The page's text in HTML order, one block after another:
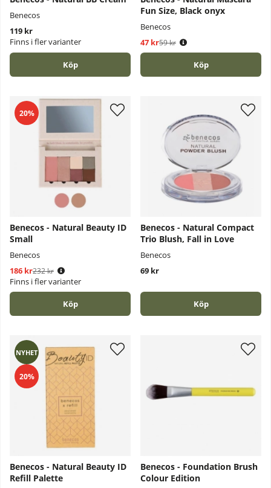
Benecos
119 kr
Finns i fler varianter
Köp
Fun Size, Black onyx
Benecos
47 kr
Ordinarie pris:
59 kr
Köp
20%
Benecos - Natural Beauty ID
Small
Benecos
186 kr
Ordinarie pris:
232 kr
Finns i fler varianter
Köp
Benecos - Natural Compact
Trio Blush, Fall in Love
Benecos
69 kr
Köp
NYHET
20%
Benecos - Natural Beauty ID
Refill Palette
Benecos - Foundation Brush
Colour Edition